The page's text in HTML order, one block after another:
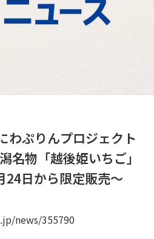
わぷりんプロジェクト
名物「越後姫いちご」
24日から限定販売～
news/355790